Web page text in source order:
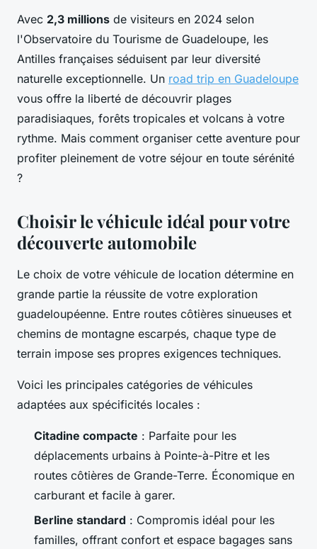
Avec 2,3 millions de visiteurs en 2024 selon
l'Observatoire du Tourisme de Guadeloupe, les
Antilles françaises séduisent par leur diversité
naturelle exceptionnelle. Un road trip en Guadeloupe
vous offre la liberté de découvrir plages
paradisiaques, forêts tropicales et volcans à votre
rythme. Mais comment organiser cette aventure pour
profiter pleinement de votre séjour en toute sérénité
?
Choisir le véhicule idéal pour votre
découverte automobile
Le choix de votre véhicule de location détermine en
grande partie la réussite de votre exploration
guadeloupéenne. Entre routes côtières sinueuses et
chemins de montagne escarpés, chaque type de
terrain impose ses propres exigences techniques.
Voici les principales catégories de véhicules
adaptées aux spécificités locales :
Citadine compacte : Parfaite pour les
déplacements urbains à Pointe-à-Pitre et les
routes côtières de Grande-Terre. Économique en
carburant et facile à garer.
Berline standard : Compromis idéal pour les
familles, offrant confort et espace bagages sans